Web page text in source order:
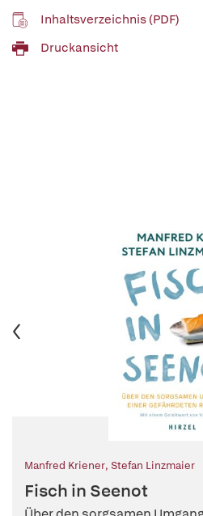
Inhaltsverzeichnis (PDF)
Druckansicht
Manfred Kriener, Stefan Linzmaier
Fisch in Seenot